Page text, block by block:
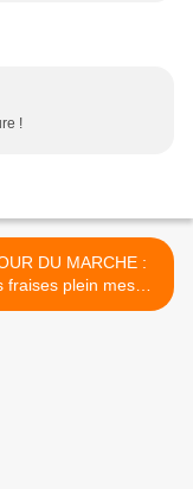
!
DU MARCHE :
fraises plein mes
paniers ! >